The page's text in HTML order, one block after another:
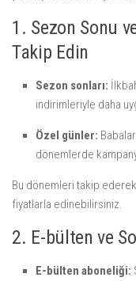
1. Sezon Sonu
Takip Edin
Sezon sonları:
indirimleriyle daha
Özel günler:
dönemlerde
Bu dönemleri takip
fiyatlarla edinebilirsiniz.
2. E-bülten ve
E-bülten aboneliği: